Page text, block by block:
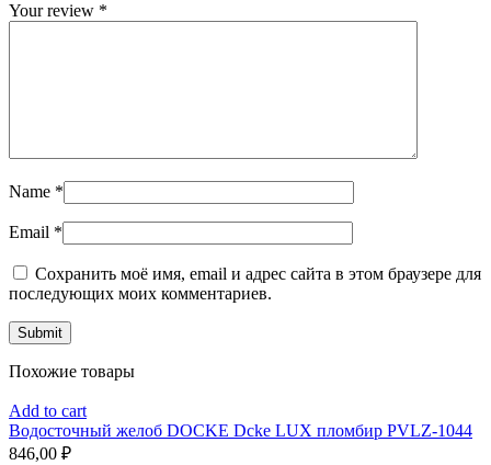
Your review *
Name *
Email *
Сохранить моё имя, email и адрес сайта в этом браузере для
последующих моих комментариев.
Похожие товары
Add to cart
Водосточный желоб DOCKE Dcke LUX пломбир PVLZ-1044
846,00 ₽